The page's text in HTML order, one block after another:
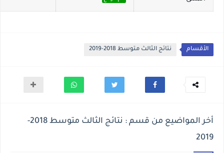
الأقسام نتائج الثالث متوسط 2018-2019
أخر المواضيع من قسم : نتائج الثالث متوسط 2018-
2019